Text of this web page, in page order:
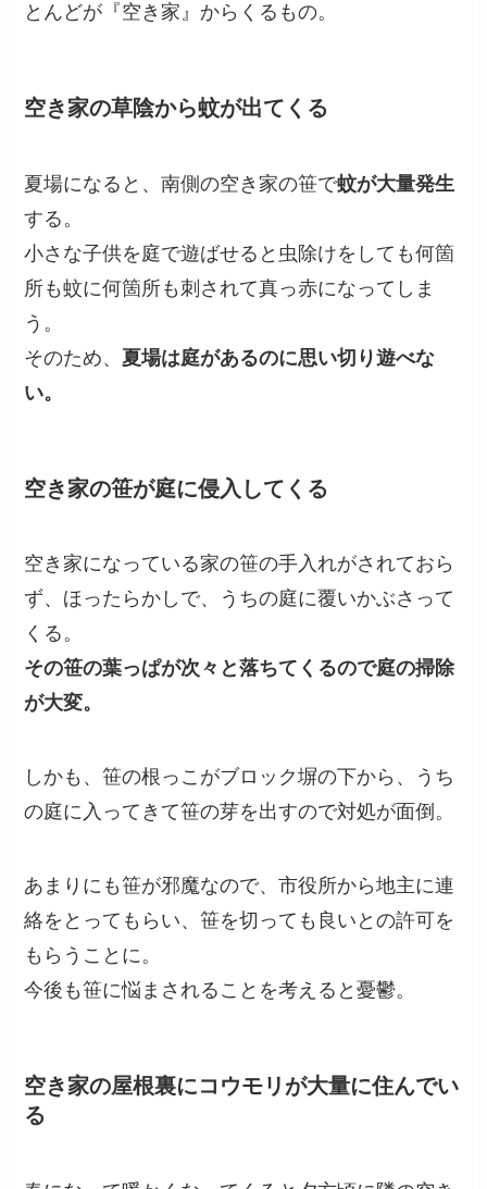
とんどが『空き家』からくるもの。
空き家の草陰から蚊が出てくる
夏場になると、南側の空き家の笹で蚊が大量発生
する。
小さな子供を庭で遊ばせると虫除けをしても何箇
所も蚊に何箇所も刺されて真っ赤になってしま
う。
そのため、 夏場は庭があるのに思い切り遊べな
い。
空き家の笹が庭に侵入してくる
空き家になっている家の笹の手入れがされておら
ず、ほったらかしで、うちの庭に覆いかぶさって
くる。
その笹の葉っぱが次々と落ちてくるので庭の掃除
が大変。
しかも、笹の根っこがブロック塀の下から、うち
の庭に入ってきて笹の芽を出すので対処が面倒。
あまりにも笹が邪魔なので、市役所から地主に連
絡をとってもらい、笹を切っても良いとの許可を
もらうことに。
今後も笹に悩まされることを考えると憂鬱。
空き家の屋根裏にコウモリが大量に住んでい
る